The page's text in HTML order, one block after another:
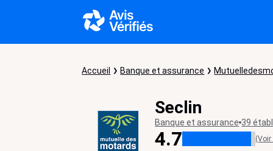
Accueil Banque et assurance
Seclin
Banque et assurance 39
4.7 (Voir